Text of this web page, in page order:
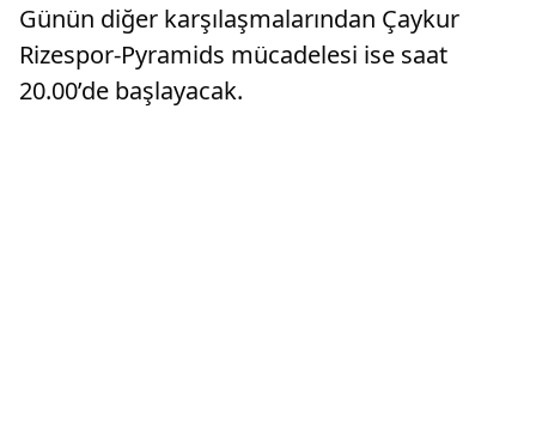
Günün diğer karşılaşmalarından Çaykur
Rizespor-Pyramids mücadelesi ise saat
20.00’de başlayacak.